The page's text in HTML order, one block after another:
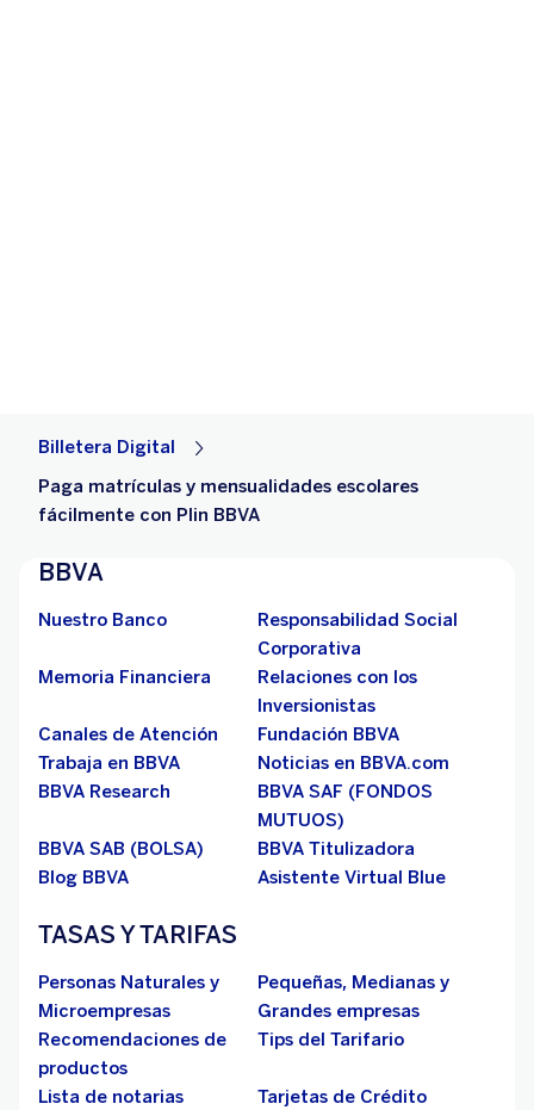
Billetera Digital
Paga matrículas y mensualidades escolares
fácilmente con Plin BBVA
BBVA
Nuestro Banco
Responsabilidad Social
Corporativa
Memoria Financiera
Relaciones con los
Inversionistas
Canales de Atención
Fundación BBVA
Trabaja en BBVA
Noticias en BBVA.com
BBVA Research
BBVA SAF (FONDOS
MUTUOS)
BBVA SAB (BOLSA)
BBVA Titulizadora
Blog BBVA
Asistente Virtual Blue
TASAS Y TARIFAS
Personas Naturales y
Microempresas
Pequeñas, Medianas y
Grandes empresas
Recomendaciones de
productos
Tips del Tarifario
Lista de notarias
Tarjetas de Crédito